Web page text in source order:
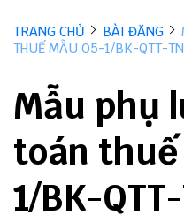
TRANG CHỦ BÀI ĐĂNG
THUẾ MẪU 05-1/BK-QTT-
Mẫu phụ
toán
1/BK-